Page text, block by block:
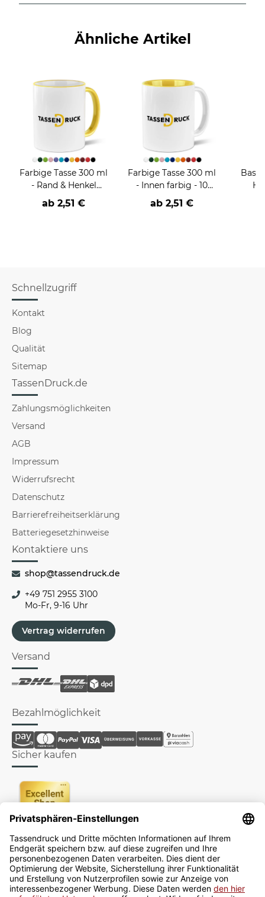
Ähnliche Artikel
Farbige Tasse 300 ml
- Rand & Henkel
farbig - 11 Farbtöne
ab 2,51 €
Farbige Tasse 300 ml
- Innen farbig - 10
Farbtöne
ab 2,51 €
Schnellzugriff
Kontakt
Blog
Qualität
Sitemap
TassenDruck.de
Zahlungsmöglichkeiten
Versand
AGB
Impressum
Widerrufsrecht
Datenschutz
Barrierefreiheitserklärung
Batteriegesetzhinweise
Kontaktiere uns
shop@tassendruck.de
+49 751 2955 3100
Mo-Fr, 9-16 Uhr
Vertrag widerrufen
Versand
Bezahlmöglichkeit
Sicher kaufen